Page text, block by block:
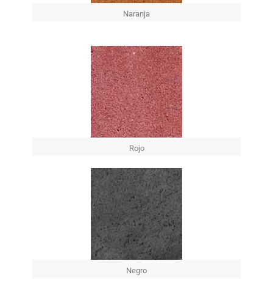
Naranja
Rojo
Negro